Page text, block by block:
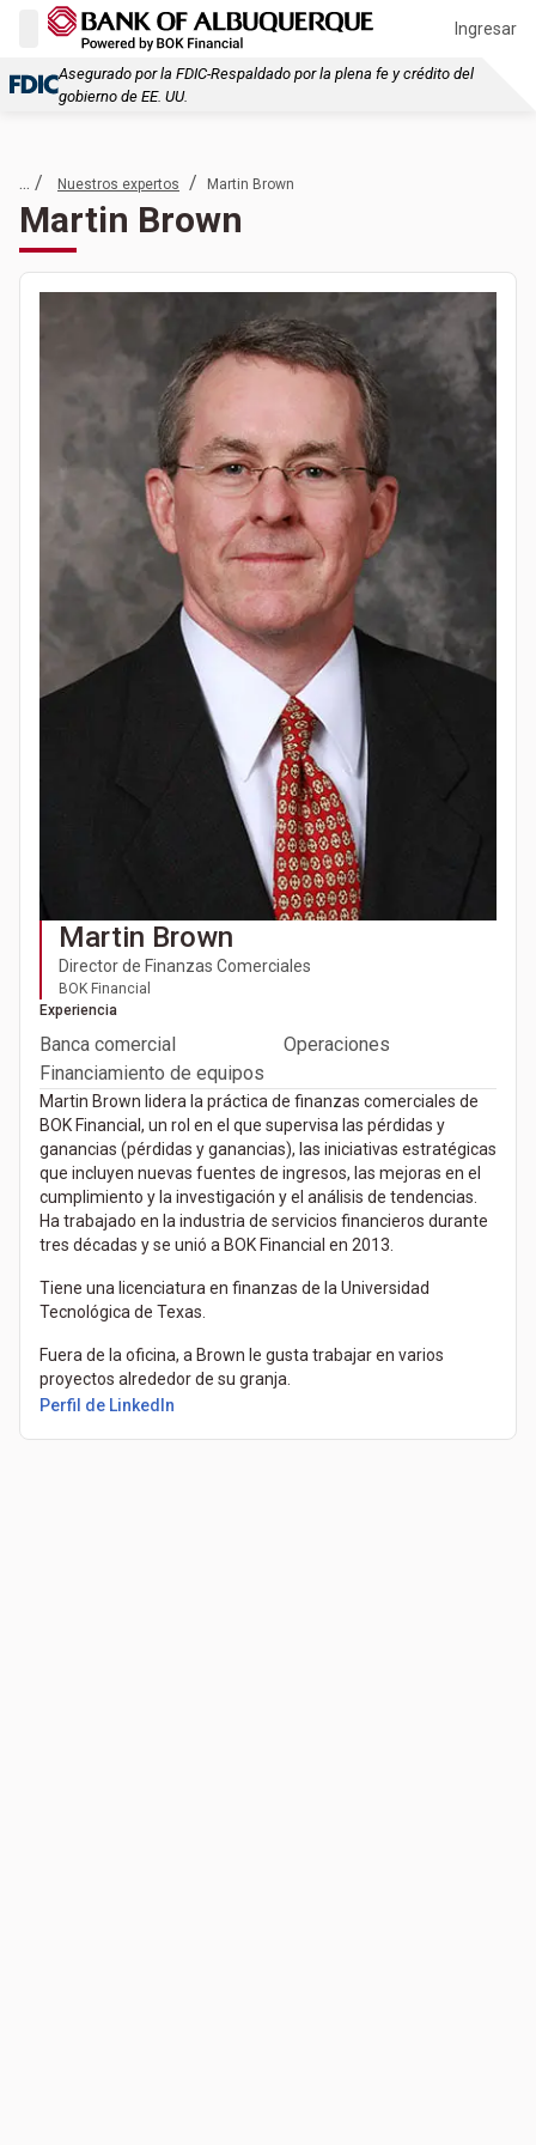
Ingresar
Asegurado por la FDIC-Respaldado por la plena fe y crédito del
gobierno de EE. UU.
... / Nuestros expertos / Martin Brown
Martin Brown
Martin Brown
Director de Finanzas Comerciales
BOK Financial
Experiencia
Banca comercial
Operaciones
Financiamiento de equipos
Martin Brown lidera la práctica de finanzas comerciales de
BOK Financial, un rol en el que supervisa las pérdidas y
ganancias (pérdidas y ganancias), las iniciativas estratégicas
que incluyen nuevas fuentes de ingresos, las mejoras en el
cumplimiento y la investigación y el análisis de tendencias.
Ha trabajado en la industria de servicios financieros durante
tres décadas y se unió a BOK Financial en 2013.
Tiene una licenciatura en finanzas de la Universidad
Tecnológica de Texas.
Fuera de la oficina, a Brown le gusta trabajar en varios
proyectos alrededor de su granja.
Perfil de LinkedIn